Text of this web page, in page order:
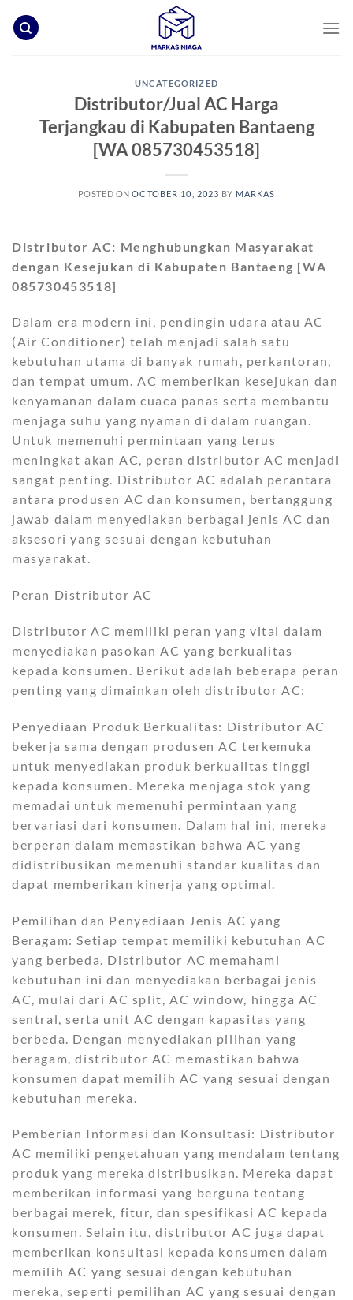
to
UNCATEGORIZED
Distributor/Jual AC Harga
Terjangkau di Kabupaten Bantaeng
[WA 085730453518]
POSTED ONOCTOBER 10, 2023 BY MARKAS
Distributor AC: Menghubungkan Masyarakat
dengan Kesejukandi Kabupaten Bantaeng [WA
085730453518]
Dalam era modern ini, pendingin udara atau AC
(Air Conditioner) telah menjadi salah satu
kebutuhan utama di banyak rumah, perkantoran,
dan tempat umum. AC memberikan kesejukan dan
kenyamanan dalam cuaca panas serta membantu
menjaga suhu yang nyaman di dalam ruangan.
Untuk memenuhi permintaan yang terus
meningkat akan AC, peran distributor AC menjadi
sangat penting. Distributor AC adalah perantara
antara produsen AC dan konsumen, bertanggung
jawab dalam menyediakan berbagai jenis AC dan
aksesori yang sesuai dengan kebutuhan
masyarakat.
Peran Distributor AC
Distributor AC memiliki peran yang vital dalam
menyediakan pasokan AC yang berkualitas
kepada konsumen. Berikut adalah beberapa peran
penting yang dimainkan oleh distributor AC:
Penyediaan Produk Berkualitas: Distributor AC
bekerja sama dengan produsen AC terkemuka
untuk menyediakan produk berkualitas tinggi
kepada konsumen. Mereka menjaga stok yang
memadai untuk memenuhi permintaan yang
bervariasi dari konsumen. Dalam hal ini, mereka
berperan dalam memastikan bahwa AC yang
didistribusikan memenuhi standar kualitas dan
dapat memberikan kinerja yang optimal.
Pemilihan dan Penyediaan Jenis AC yang
Beragam: Setiap tempat memiliki kebutuhan AC
yang berbeda. Distributor AC memahami
kebutuhan ini dan menyediakan berbagai jenis
AC, mulai dari AC split, AC window, hingga AC
sentral, serta unit AC dengan kapasitas yang
berbeda. Dengan menyediakan pilihan yang
beragam, distributor AC memastikan bahwa
konsumen dapat memilih AC yang sesuai dengan
kebutuhan mereka.
Pemberian Informasi dan Konsultasi: Distributor
AC memiliki pengetahuan yang mendalam tentang
produk yang mereka distribusikan. Mereka dapat
memberikan informasi yang berguna tentang
berbagai merek, fitur, dan spesifikasi AC kepada
konsumen. Selain itu, distributor AC juga dapat
memberikan konsultasi kepada konsumen dalam
memilih AC yang sesuai dengan kebutuhan
mereka, seperti pemilihan AC yang sesuai dengan